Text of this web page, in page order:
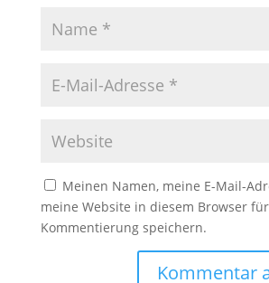
Meinen Namen, meine E-Mail-
meine Website in diesem Browser
Kommentierung speichern.